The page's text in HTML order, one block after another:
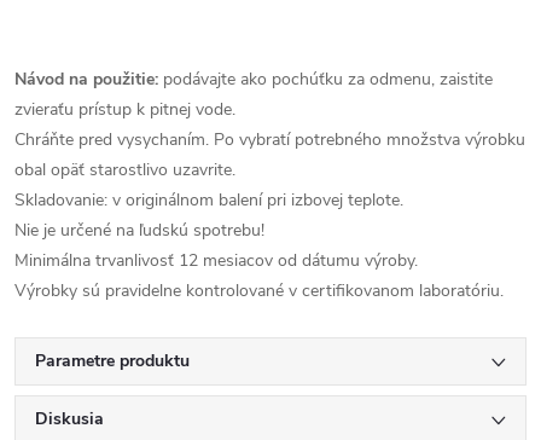
Návod na použitie: podávajte ako pochúťku za odmenu, zaistite
zvieraťu prístup k pitnej vode.
Chráňte pred vysychaním. Po vybratí potrebného množstva výrobku
obal opäť starostlivo uzavrite.
Skladovanie: v originálnom balení pri izbovej teplote.
Nie je určené na ľudskú spotrebu!
Minimálna trvanlivosť 12 mesiacov od dátumu výroby.
Výrobky sú pravidelne kontrolované v certifikovanom laboratóriu.
Parametre produktu
Diskusia